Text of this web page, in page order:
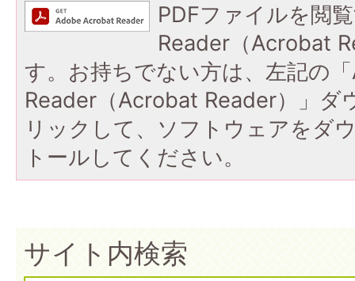
PDFファイルを閲
Reader（Acrobat
す。お持ちでない方は、左記の
Reader（Acrobat Reader）」ダ
リックして、ソフトウェアをダ
トールしてください。
サイト内検索